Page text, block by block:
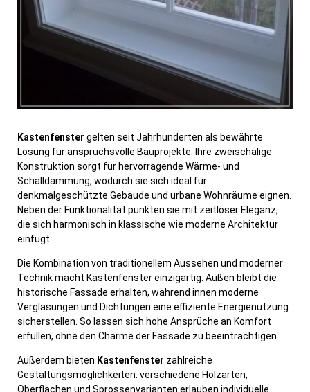
Kastenfenster gelten seit Jahrhunderten als bewährte
Lösung für anspruchsvolle Bauprojekte. Ihre zweischalige
Konstruktion sorgt für hervorragende Wärme- und
Schalldämmung, wodurch sie sich ideal für
denkmalgeschützte Gebäude und urbane Wohnräume eignen.
Neben der Funktionalität punkten sie mit zeitloser Eleganz,
die sich harmonisch in klassische wie moderne Architektur
einfügt.
Die Kombination von traditionellem Aussehen und moderner
Technik macht Kastenfenster einzigartig. Außen bleibt die
historische Fassade erhalten, während innen moderne
Verglasungen und Dichtungen eine effiziente Energienutzung
sicherstellen. So lassen sich hohe Ansprüche an Komfort
erfüllen, ohne den Charme der Fassade zu beeinträchtigen.
Außerdem bieten Kastenfenster zahlreiche
Gestaltungsmöglichkeiten: verschiedene Holzarten,
Oberflächen und Sprossenvarianten erlauben individuelle